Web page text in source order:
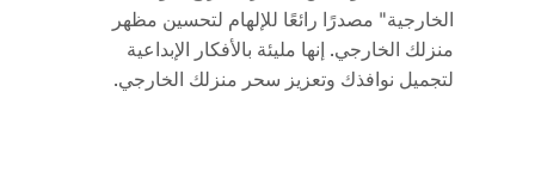
الخارجية" مصدرًا رائعًا للإلهام لتحسين مظهر
منزلك الخارجي. إنها مليئة بالأفكار الإبداعية
لتجميل نوافذك وتعزيز سحر منزلك الخارجي.